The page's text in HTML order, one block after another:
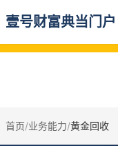
温馨提示：贷款有风险
壹号财富典当门户
首页/业务能力/黄金回收